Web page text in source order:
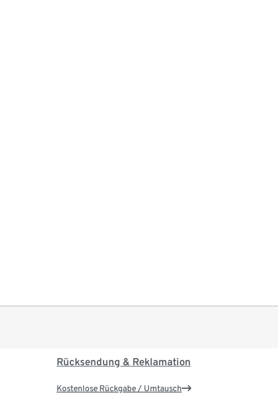
Rücksendung & Reklamation
Kostenlose Rückgabe / Umtausch